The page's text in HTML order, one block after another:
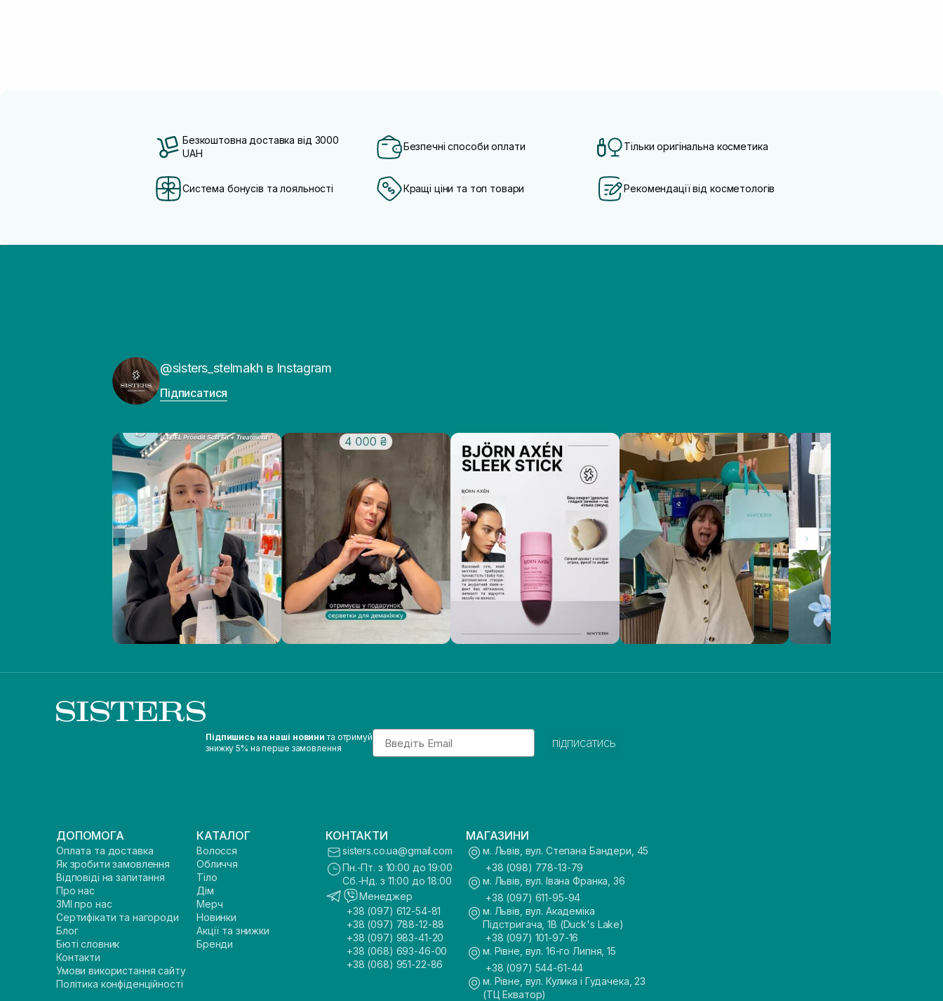
Безкоштовна доставка від 3000
UAH
Безпечні способи оплати Тільки оригінальна косметика
Система бонусів та лояльності Кращі ціни та топ товари Рекомендації від косметологів
@sisters_stelmakh в Instagram
Підписатися
Підпишись на наші новини та отримуй
знижку 5% на перше замовлення
Email
підписатись
ДОПОМОГА
Оплата та доставка
Як зробити замовлення
Відповіді на запитання
Про нас
ЗМІ про нас
Сертифікати та нагороди
Блог
Бюті словник
Контакти
Умови використання сайту
Політика конфіденційності
КАТАЛОГ
Волосся
Обличчя
Тіло
Дім
Мерч
Новинки
Акції та знижки
Бренди
КОНТАКТИ
sisters.co.ua@gmail.com
Пн.-Пт. з 10:00 до 19:00
Сб.-Нд. з 11:00 до 18:00
Менеджер
+38 (097) 612-54-81
+38 (097) 788-12-88
+38 (097) 983-41-20
+38 (068) 693-46-00
+38 (068) 951-22-86
МАГАЗИНИ
м. Львів, вул. Степана Бандери, 45
+38 (098) 778-13-79
м. Львів, вул. Івана Франка, 36
+38 (097) 611-95-94
м. Львів, вул. Академіка
Підстригача, 1В (Duck's Lake)
+38 (097) 101-97-16
м. Рівне, вул. 16-го Липня, 15
+38 (097) 544-61-44
м. Рівне, вул. Кулика і Гудачека, 23
(ТЦ Екватор)